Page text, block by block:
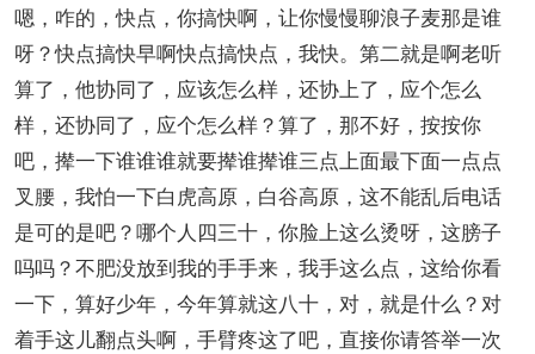
嗯，咋的，快点，你搞快啊，让你慢慢聊浪子麦那是谁
呀？快点搞快早啊快点搞快点，我快。第二就是啊老听
算了，他协同了，应该怎么样，还协上了，应个怎么
样，还协同了，应个怎么样？算了，那不好，按按你
吧，撵一下谁谁谁就要撵谁撵谁三点上面最下面一点点
叉腰，我怕一下白虎高原，白谷高原，这不能乱后电话
是可的是吧？哪个人四三十，你脸上这么烫呀，这膀子
吗吗？不肥没放到我的手手来，我手这么点，这给你看
一下，算好少年，今年算就这八十，对，就是什么？对
着手这儿翻点头啊，手臂疼这了吧，直接你请答举一次